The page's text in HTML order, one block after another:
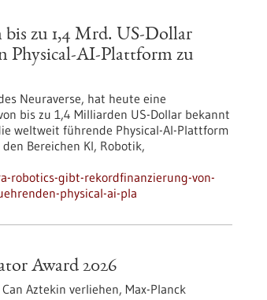
zu 1,4 Mrd. US-Dollar
Physical-AI-Plattform zu
Neuraverse, hat heute eine
bis zu 1,4 Milliarden US-Dollar bekannt
weltweit führende Physical-AI-Plattform
Bereichen KI, Robotik,
gibt-rekordfinanzierung-von-
physical-ai-pla
Award 2026
Aztekin verliehen, Max-Planck